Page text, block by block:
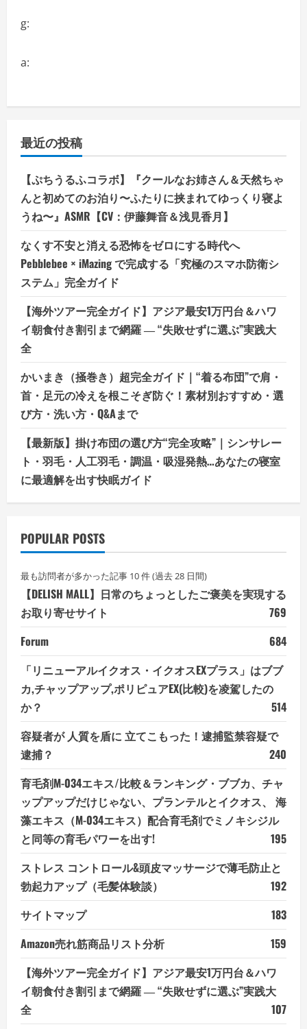
g:
a:
最近の投稿
【ぷちうるふコラボ】『クールなお姉さん＆天然ちゃ
んと初めてのお泊り〜ふたりに挟まれてゆっくり寝よ
うね〜』ASMR【CV：伊藤舞音＆浅見香月】
なくす不安と消える恐怖をゼロにする時代へ
Pebblebee × iMazing で完成する「究極のスマホ防衛シ
ステム」完全ガイド
【海外ツアー完全ガイド】アジア最安1万円台＆ハワ
イ朝食付き割引まで網羅 ― “失敗せずに選ぶ”実践大
全
かいまき（掻巻き）超完全ガイド｜“着る布団”で肩・
首・足元の冷えを根こそぎ防ぐ！素材別おすすめ・選
び方・洗い方・Q&Aまで
【最新版】掛け布団の選び方“完全攻略”｜シンサレー
ト・羽毛・人工羽毛・調温・吸湿発熱…あなたの寝室
に最適解を出す快眠ガイド
POPULAR POSTS
最も訪問者が多かった記事 10 件 (過去 28 日間)
【DELISH MALL】日常のちょっとしたご褒美を実現する
お取り寄せサイト
769
Forum
684
「リニューアルイクオス・イクオスEXプラス」はブブ
カ,チャップアップ,ポリピュアEX(比較)を凌駕したの
か？
514
容疑者が 人質を盾に 立てこもった！逮捕監禁容疑で
逮捕？
240
育毛剤M-034エキス/比較＆ランキング・ブブカ、チャ
ップアップだけじゃない、プランテルとイクオス、 海
藻エキス（M-034エキス）配合育毛剤でミノキシジル
と同等の育毛パワーを出す!
195
ストレス コントロール&頭皮マッサージで薄毛防止と
勃起力アップ（毛髪体験談）
192
サイトマップ
183
Amazon売れ筋商品リスト分析
159
【海外ツアー完全ガイド】アジア最安1万円台＆ハワ
イ朝食付き割引まで網羅 ― “失敗せずに選ぶ”実践大
全
107